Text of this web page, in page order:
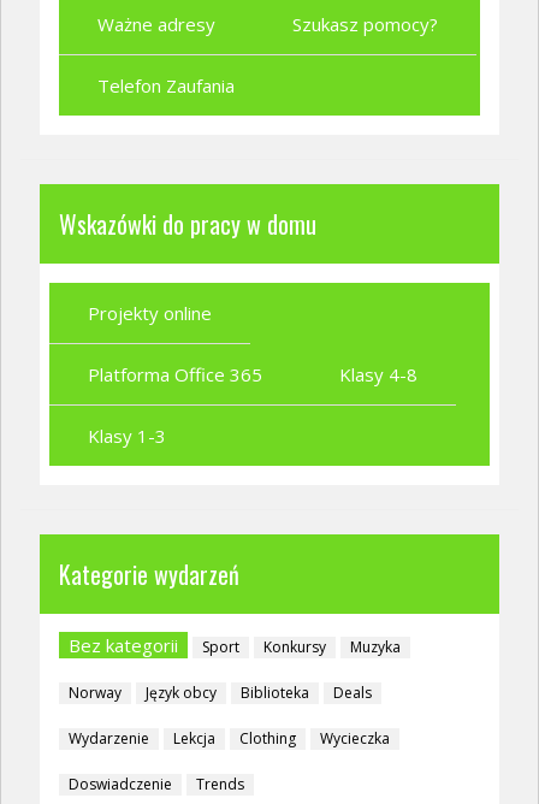
Ważne adresy Szukasz pomocy?
Telefon Zaufania
Wskazówki do pracy w domu
Projekty online
Platforma Office 365 Klasy 4-8
Klasy 1-3
Kategorie wydarzeń
Bez kategorii Sport Konkursy Muzyka
Norway Język obcy Biblioteka Deals
Wydarzenie Lekcja Clothing Wycieczka
Doswiadczenie Trends